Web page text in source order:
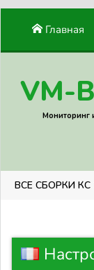
Главная
VM-
Мониторинг
ВСЕ СБОРКИ КС